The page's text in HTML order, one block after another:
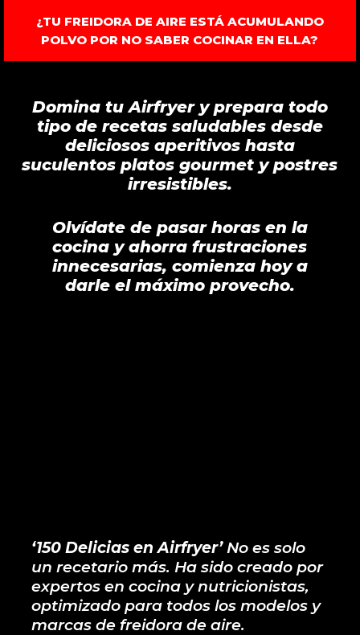
¿TU FREIDORA DE AIRE ESTÁ ACUMULANDO
POLVO POR NO SABER COCINAR EN ELLA?
Domina tu Airfryer y prepara todo
tipo de recetas saludables desde
deliciosos aperitivos hasta
suculentos platos gourmet y postres
irresistibles.
Olvídate de pasar horas en la
cocina y ahorra frustraciones
innecesarias, comienza hoy a
darle el máximo provecho.
‘150 Delicias en Airfryer’No es solo
un recetario más. Ha sido creado por
expertos en cocina y nutricionistas,
optimizado para todos los modelos y
marcas de freidora de aire.